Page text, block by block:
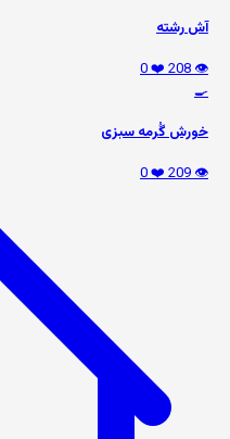
آش رشته
👁️ 208
❤️ 0
🍳
خورش گُرمه سبزی
👁️ 209
❤️ 0